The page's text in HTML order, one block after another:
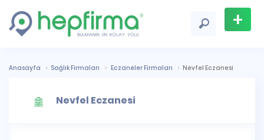
+
Ekle
Anasayfa Sağlık Firmaları Eczaneler Firmaları Nevfel Eczanesi
Nevfel Eczanesi